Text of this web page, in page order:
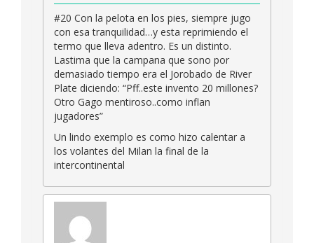
#20 Con la pelota en los pies, siempre jugo
con esa tranquilidad…y esta reprimiendo el
termo que lleva adentro. Es un distinto.
Lastima que la campana que sono por
demasiado tiempo era el Jorobado de River
Plate diciendo: “Pff..este invento 20 millones?
Otro Gago mentiroso..como inflan
jugadores”
Un lindo exemplo es como hizo calentar a
los volantes del Milan la final de la
intercontinental